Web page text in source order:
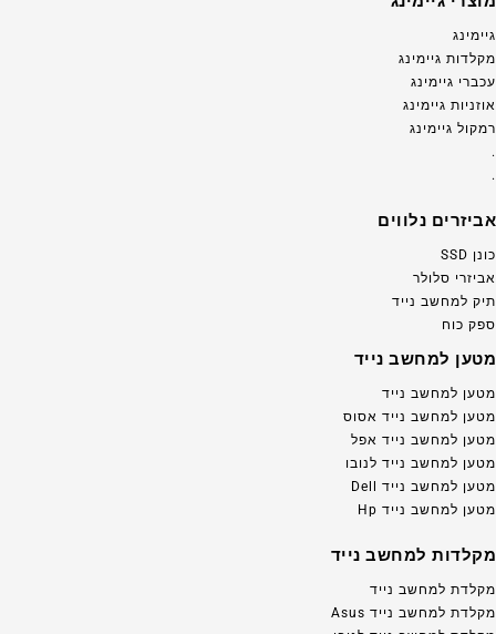
גיימינג
מקלדות גיימינג
עכברי גיימינג
אוזניות גיימינג
רמקול גיימינג
.
.
אביזרים נלווים
כונן SSD
אביזרי סלולר
תיק למחשב נייד
ספק כוח
מטען למחשב נייד
מטען למחשב נייד
מטען למחשב נייד אסוס
מטען למחשב נייד אפל
מטען למחשב נייד לנובו
מטען למחשב נייד Dell
מטען למחשב נייד Hp
מקלדות למחשב נייד
מקלדת למחשב נייד
מקלדת למחשב נייד Asus